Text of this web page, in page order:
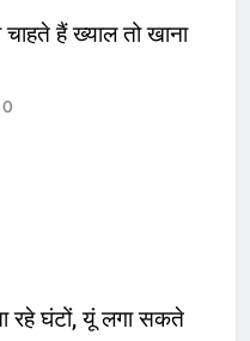
हैं ख्याल तो खाना
0
रहे घंटों, यूं लगा सकते